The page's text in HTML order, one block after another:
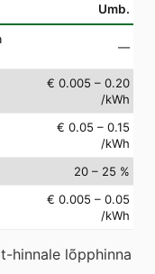
Umb.
—
€ 0.005 – 0.20
/kWh
€ 0.05 – 0.15
/kWh
20 – 25 %
€ 0.005 – 0.05
/kWh
hinnale lõpphinna